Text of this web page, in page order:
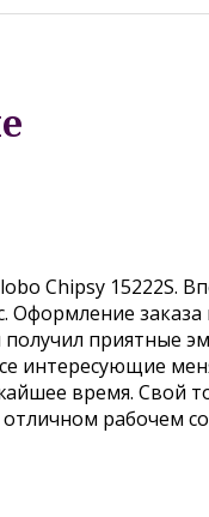
Chipsy 15222S.
Оформление
получил приятные
интересующие
время. Свой
рабочем